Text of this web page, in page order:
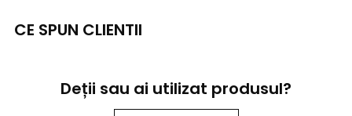
CE SPUN CLIENTII
Deții sau ai utilizat produsul?